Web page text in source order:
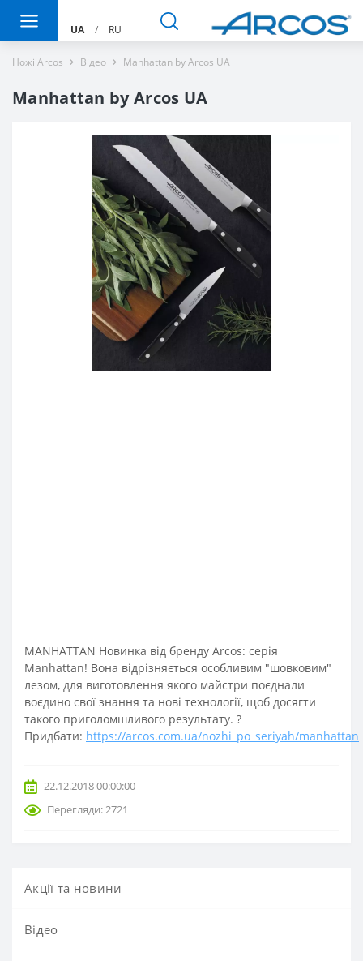
UA / RU
Ножі Arcos Вiдео Manhattan by Arcos UA
Manhattan by Arcos UA
MANHATTAN Новинка від бренду Arcos: серія
Manhattan! Вона відрізняється особливим "шовковим"
лезом, для виготовлення якого майстри поєднали
воєдино свої знання та нові технології, щоб досягти
такого приголомшливого результату. ?
Придбати: https://arcos.com.ua/nozhi_po_seriyah/manhattan
22.12.2018 00:00:00
Перегляди: 2721
Акції та новини
Вiдео